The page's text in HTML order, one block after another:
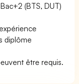
(BTS, DUT)
diplôme
être requis.